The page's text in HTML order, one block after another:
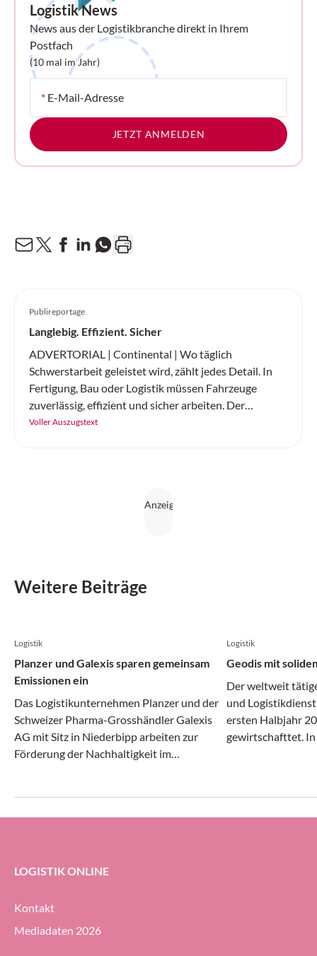
Logistik News
News aus der Logistikbranche direkt in Ihrem
Postfach
(10 mal im Jahr)
* E-Mail-Adresse
JETZT ANMELDEN
Publireportage
Langlebig. Effizient. Sicher
ADVERTORIAL | Continental | Wo täglich
Schwerstarbeit geleistet wird, zählt jedes Detail. In
Fertigung, Bau oder Logistik müssen Fahrzeuge
zuverlässig, effizient und sicher arbeiten. Der
«SC20+» von Continental ist ein robuster
Voller Auszugstext
Weitere Beiträge
Logistik
Planzer und Galexis sparen gemeinsam
Emissionen ein
Das Logistikunternehmen Planzer und der
Schweizer Pharma-Grosshändler Galexis
AG mit Sitz in Niederbipp arbeiten zur
Förderung der Nachhaltigkeit im
Logistik
Geodis mit
Der weltweit
und
ersten Halbjahr
gewirtschafttet.
Prozent halten
LOGISTIK ONLINE
Kontakt
Mediadaten 2026